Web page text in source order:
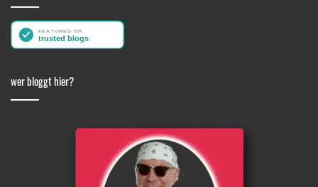
wer bloggt hier?